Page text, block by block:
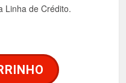
Linha de Crédito.